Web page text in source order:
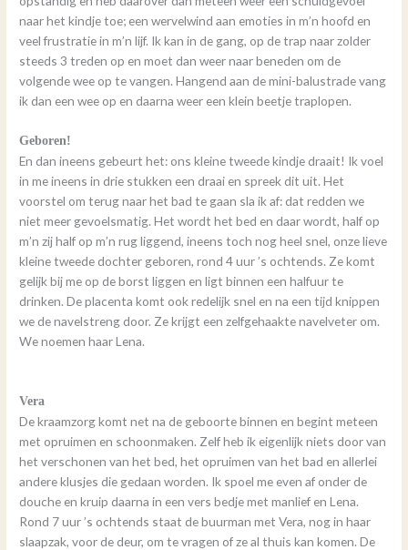
naar het kindje toe; een wervelwind aan emoties in m’n hoofd en
veel frustratie in m’n lijf. Ik kan in de gang, op de trap naar zolder
steeds 3 treden op en moet dan weer naar beneden om de
volgende wee op te vangen. Hangend aan de mini-balustrade vang
ik dan een wee op en daarna weer een klein beetje traplopen.
Geboren!
En dan ineens gebeurt het: ons kleine tweede kindje draait! Ik voel
in me ineens in drie stukken een draai en spreek dit uit. Het
voorstel om terug naar het bad te gaan sla ik af: dat redden we
niet meer gevoelsmatig. Het wordt het bed en daar wordt, half op
m’n zij half op m’n rug liggend, ineens toch nog heel snel, onze lieve
kleine tweede dochter geboren, rond 4 uur ’s ochtends. Ze komt
gelijk bij me op de borst liggen en ligt binnen een halfuur te
drinken. De placenta komt ook redelijk snel en na een tijd knippen
we de navelstreng door. Ze krijgt een zelfgehaakte navelveter om.
We noemen haar Lena.
Vera
De kraamzorg komt net na de geboorte binnen en begint meteen
met opruimen en schoonmaken. Zelf heb ik eigenlijk niets door van
het verschonen van het bed, het opruimen van het bad en allerlei
andere klusjes die gedaan worden. Ik spoel me even af onder de
douche en kruip daarna in een vers bedje met manlief en Lena.
Rond 7 uur ’s ochtends staat de buurman met Vera, nog in haar
slaapzak, voor de deur, om te vragen of ze al thuis kan komen. De